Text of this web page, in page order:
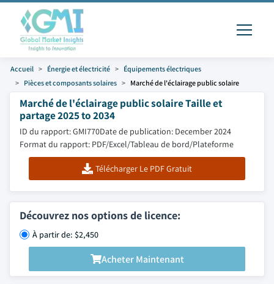
Accueil Énergie et électricité
Équipements électriques
Pièces et composants solaires
Marché de l'éclairage public solaire
Marché de l'éclairage public solaire Taille et
partage 2025 to 2034
ID du rapport: GMI770Date de publication: December 2024
Format du rapport: PDF/Excel/Tableau de bord/Plateforme
Télécharger Le PDF Gratuit
Découvrez nos options de licence:
À partir de: $2,450
Acheter Maintenant